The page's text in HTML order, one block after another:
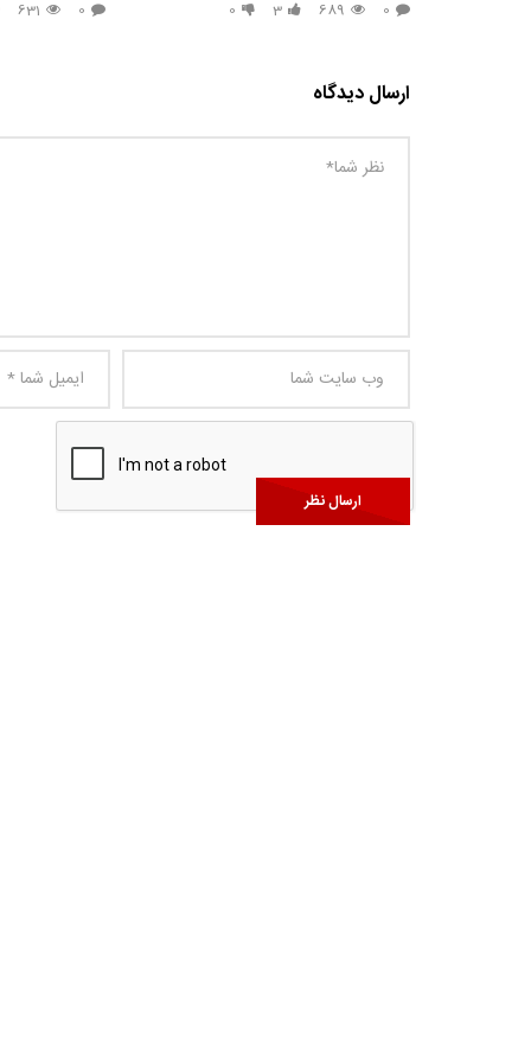
0
689
3
0
0
631
ارسال دیدگاه